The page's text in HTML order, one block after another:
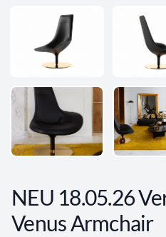
NEU 18.05.26
Venus Armchair